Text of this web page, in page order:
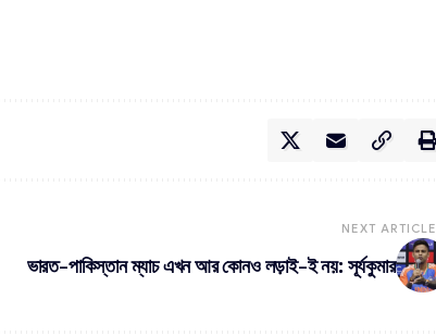
NEXT ARTICLE
ভারত-পাকিস্তান ম্যাচ এখন আর কোনও লড়াই-ই নয়: সূর্যকুমার